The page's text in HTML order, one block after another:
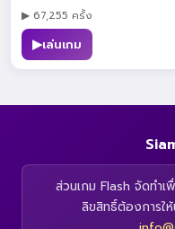
▶ 67,255 ครั้ง
▶เล่นเกม
ส่วนเกม Flash จัดทำ
ลิขสิทธิ์ต้องการใ